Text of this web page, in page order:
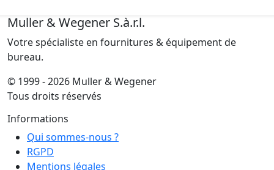
Muller & Wegener S.à.r.l.
Votre spécialiste en fournitures & équipement de
bureau.
© 1999 - 2026 Muller & Wegener
Tous droits réservés
Informations
Qui sommes-nous ?
RGPD